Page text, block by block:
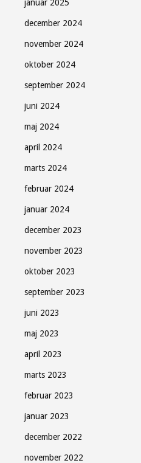
januar 2025
december 2024
november 2024
oktober 2024
september 2024
juni 2024
maj 2024
april 2024
marts 2024
februar 2024
januar 2024
december 2023
november 2023
oktober 2023
september 2023
juni 2023
maj 2023
april 2023
marts 2023
februar 2023
januar 2023
december 2022
november 2022